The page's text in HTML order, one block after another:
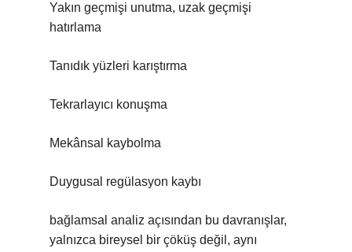
Yakın geçmişi unutma, uzak geçmişi
hatırlama
Tanıdık yüzleri karıştırma
Tekrarlayıcı konuşma
Mekânsal kaybolma
Duygusal regülasyon kaybı
bağlamsal analiz açısından bu davranışlar,
yalnızca bireysel bir çöküş değil, aynı